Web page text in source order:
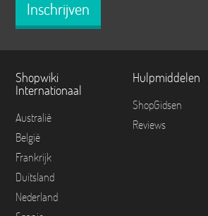
Inschrijven
Shopwiki
Internationaal
Australië
België
Frankrijk
Duitsland
Nederland
Hulpmiddelen
ShopGidsen
Reviews